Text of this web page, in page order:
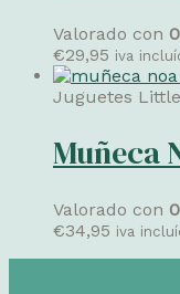
Valorado con 0
€29,95 iva
Juguetes
Muñeca
Valorado con 0
€34,95 iva